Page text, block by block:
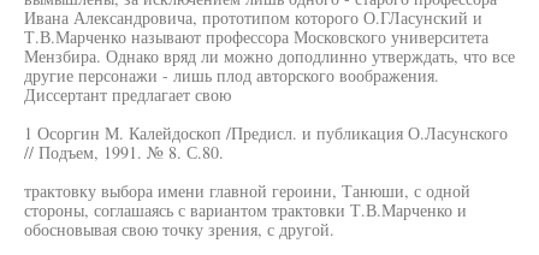
Ивана Александровича, прототипом которого О.ГЛасунский и
Т.В.Марченко называют профессора Московского университета
Мензбира. Однако вряд ли можно доподлинно утверждать, что все
другие персонажи - лишь плод авторского воображения.
Диссертант предлагает свою
1 Осоргин М. Калейдоскоп /Предисл. и публикация О.Ласунского
// Подъем, 1991. № 8. С.80.
трактовку выбора имени главной героини, Танюши, с одной
стороны, соглашаясь с вариантом трактовки Т.В.Марченко и
обосновывая свою точку зрения, с другой.